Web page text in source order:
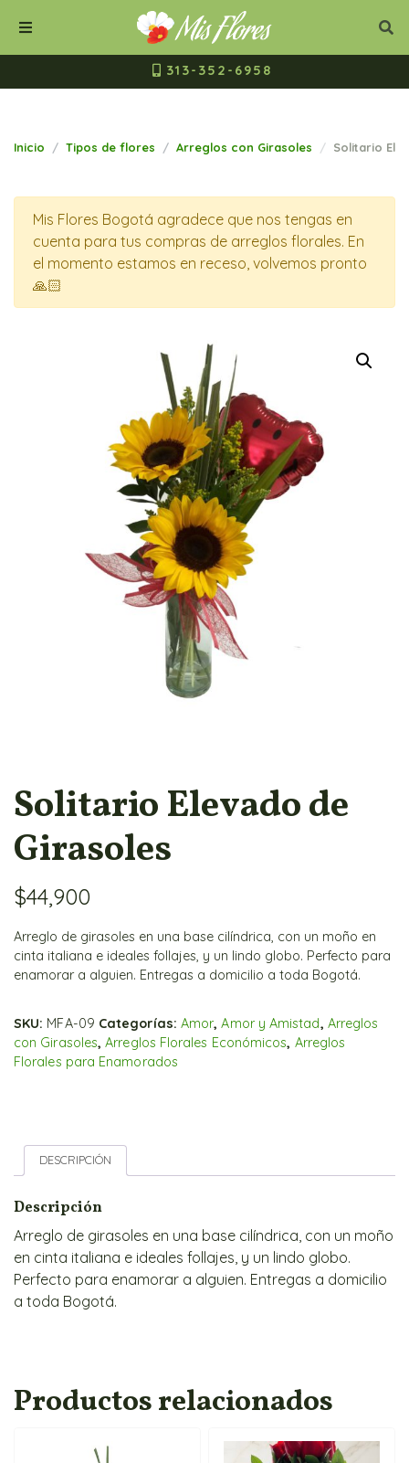
Cerrar
Buscar
313-352-6958
Inicio Tipos de flores Arreglos con Girasoles Solitario
Mis Flores Bogotá agradece que nos tengas en
cuenta para tus compras de arreglos florales. En
el momento estamos en receso, volvemos pronto
🙏🏻
Solitario Elevado de
Girasoles
$44,900
Arreglo de girasoles en una base cilíndrica, con un moño en
cinta italiana e ideales follajes, y un lindo globo. Perfecto para
enamorar a alguien. Entregas a domicilio a toda Bogotá.
SKU: MFA-09 Categorías: Amor,Amor y Amistad, Arreglos
con Girasoles,Arreglos Florales Económicos, Arreglos
Florales para Enamorados
DESCRIPCIÓN
Descripción
Arreglo de girasoles en una base cilíndrica, con un moño
en cinta italiana e ideales follajes, y un lindo globo.
Perfecto para enamorar a alguien. Entregas a domicilio
a toda Bogotá.
Productos relacionados